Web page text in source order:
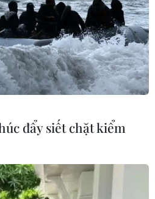
đẩy siết chặt kiểm